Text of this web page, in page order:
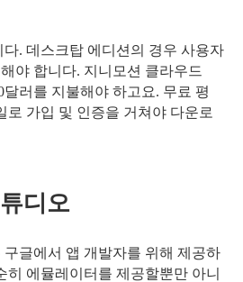
. 데스크탑 에디션의 경우 사용자
야 합니다. 지니모션 클라우드
러를 지불해야 하고요. 무료 평
로 가입 및 인증을 거쳐야 다운로
디오
구글에서 앱 개발자를 위해 제공하
히 에뮬레이터를 제공할뿐만 아니